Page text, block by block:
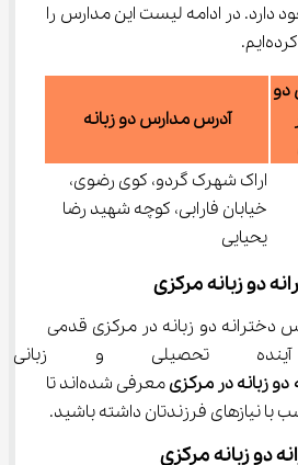
وجود دارد. در ادامه لیست این مدارس را
دو
آدرس مدارس دو زبانه
اراک شهرک گردو، کوی رضوی،
خیابان فارابی، کوچه شهید رضا
یحیایی
دو زبانه مرکزی
دخترانه دو زبانه در مرکزی قدمی
تحصیلی و
زبانه در مرکزی
معرفی شده‌اند تا
با نیازهای فرزندتان داشته باشید.
دو زبانه مرکزی